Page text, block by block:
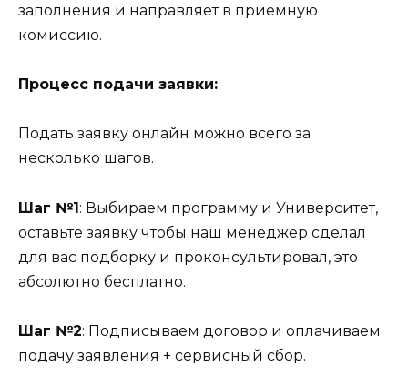
заполнения и направляет в приемную
комиссию.
Процесс подачи заявки:
Подать заявку онлайн можно всего за
несколько шагов.
Шаг №1: Выбираем программу и Университет,
оставьте заявку чтобы наш менеджер сделал
для вас подборку и проконсультировал, это
абсолютно бесплатно.
Шаг №2: Подписываем договор и оплачиваем
подачу заявления + сервисный сбор.